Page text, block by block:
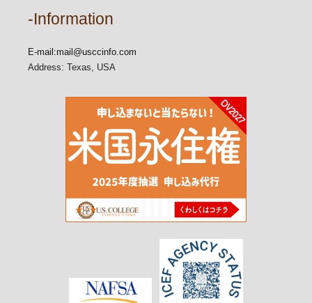
-Information
E-mail:mail@usccinfo.com
Address: Texas, USA